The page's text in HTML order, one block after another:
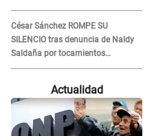
César Sánchez ROMPE SU
SILENCIO tras denuncia de Naldy
Saldaña por tocamientos
indebidos: "Pido respetar la
Actualidad